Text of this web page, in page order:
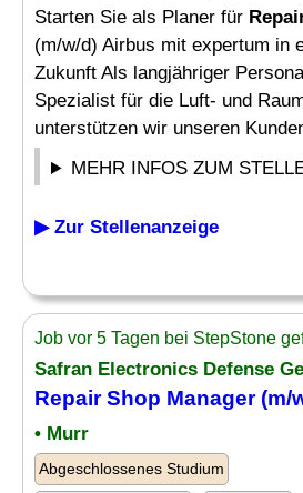
Starten Sie als Planer für
(m/w/d) Airbus mit expertum in
Zukunft Als langjähriger
Spezialist für die Luft- und
unterstützen wir unseren
MEHR INFOS ZUM
▶ Zur Stellenanzeige
Job vor 5 Tagen bei StepStone
Safran Electronics Defense
RepairShop Manager (m/
• Murr
Abgeschlossenes Studium